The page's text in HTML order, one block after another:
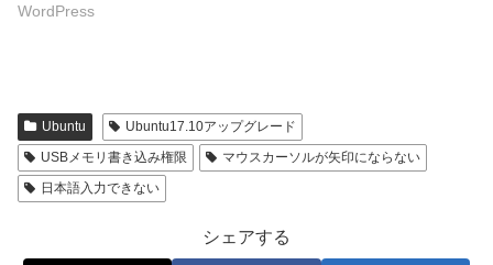
WordPress
Ubuntu
Ubuntu17.10アップグレード
USBメモリ書き込み権限
マウスカーソルが矢印にならない
日本語入力できない
シェアする